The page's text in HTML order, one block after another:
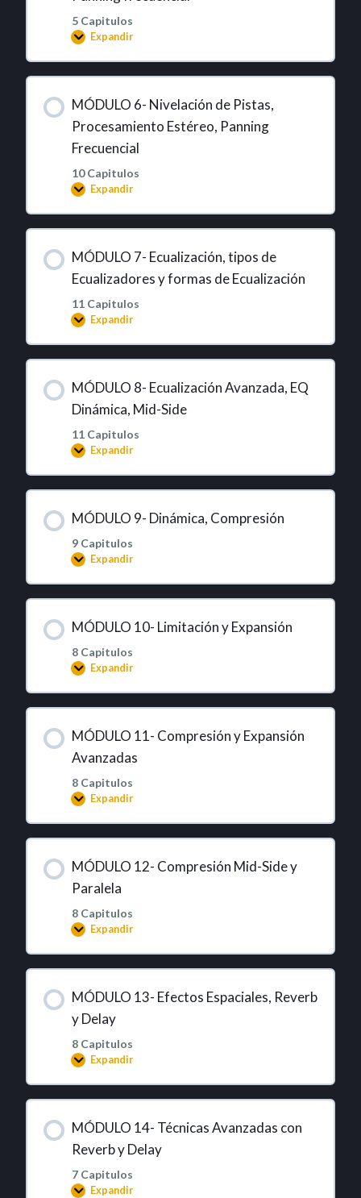
5 Capitulos
Expandir
MÓDULO 6- Nivelación de Pistas,
Procesamiento Estéreo, Panning
Frecuencial
10 Capitulos
Expandir
MÓDULO 7- Ecualización, tipos de
Ecualizadores y formas de Ecualización
11 Capitulos
Expandir
MÓDULO 8- Ecualización Avanzada, EQ
Dinámica, Mid-Side
11 Capitulos
Expandir
MÓDULO 9- Dinámica, Compresión
9 Capitulos
Expandir
MÓDULO 10- Limitación y Expansión
8 Capitulos
Expandir
MÓDULO 11- Compresión y Expansión
Avanzadas
8 Capitulos
Expandir
MÓDULO 12- Compresión Mid-Side y
Paralela
8 Capitulos
Expandir
MÓDULO 13- Efectos Espaciales, Reverb
y Delay
8 Capitulos
Expandir
MÓDULO 14- Técnicas Avanzadas con
Reverb y Delay
7 Capitulos
Expandir